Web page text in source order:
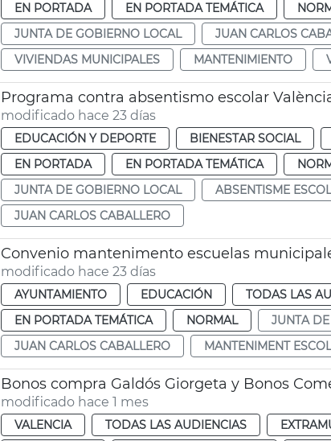
EN PORTADA
EN PORTADA TEMÁTICA
JUNTA DE GOBIERNO LOCAL
JUAN CARLOS
VIVIENDAS MUNICIPALES
MANTENIMIENTO
Programa contra absentismo escolar
modificado hace 23 días
EDUCACIÓN Y DEPORTE BIENESTAR SOCIAL
EN PORTADA
EN PORTADA TEMÁTICA
JUNTA DE GOBIERNO LOCAL
ABSENTISME
JUAN CARLOS CABALLERO
Convenio mantenimento escuelas
modificado hace 23 días
AYUNTAMIENTO EDUCACIÓN TODAS LAS
EN PORTADA TEMÁTICA
NORMAL JUNTA
JUAN CARLOS CABALLERO
MANTENIMENT
Bonos compra Galdós Giorgeta y Bonos
modificado hace 1 mes
VALENCIA TODAS LAS AUDIENCIAS